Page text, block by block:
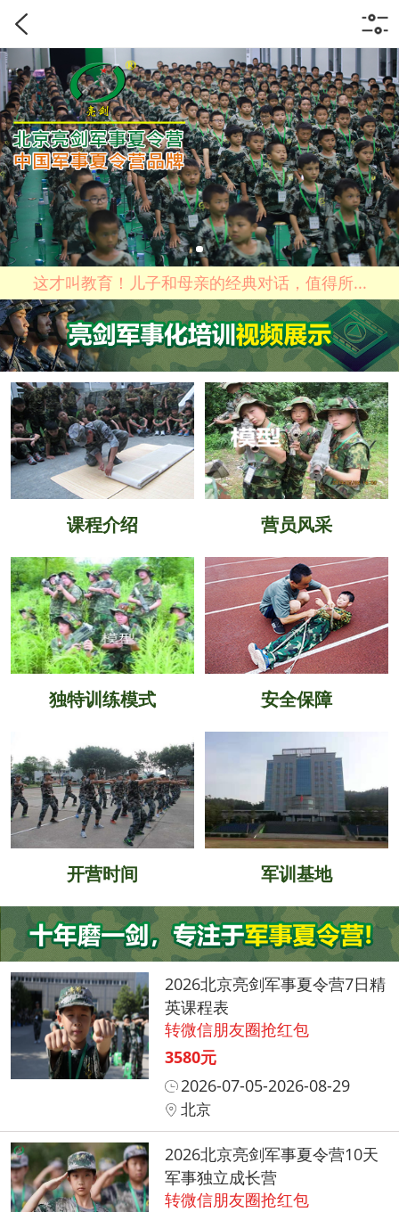
这才叫教育！儿子和母亲的经典对话，值得所...
课程介绍 营员风采
独特训练模式 安全保障
开营时间 军训基地
2026北京亮剑军事夏令营7日精
英课程表
转微信朋友圈抢红包
3580元
2026-07-05-2026-08-29
北京
2026北京亮剑军事夏令营10天
军事独立成长营
转微信朋友圈抢红包